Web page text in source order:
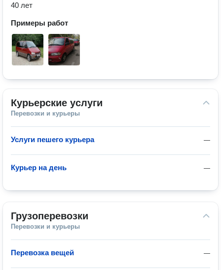
40 лет
Примеры работ
Курьерские услуги
Перевозки и курьеры
—
Услуги пешего курьера
—
Курьер на день
Грузоперевозки
Перевозки и курьеры
—
Перевозка вещей